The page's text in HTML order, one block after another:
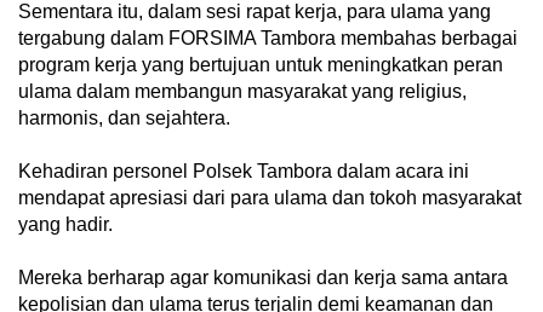
Sementara itu, dalam sesi rapat kerja, para ulama yang
tergabung dalam FORSIMA Tambora membahas berbagai
program kerja yang bertujuan untuk meningkatkan peran
ulama dalam membangun masyarakat yang religius,
harmonis, dan sejahtera.
Kehadiran personel Polsek Tambora dalam acara ini
mendapat apresiasi dari para ulama dan tokoh masyarakat
yang hadir.
Mereka berharap agar komunikasi dan kerja sama antara
kepolisian dan ulama terus terjalin demi keamanan dan